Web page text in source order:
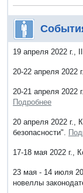
19 апреля 2022 г.,
20-22 апреля 2022
20-21 апреля 2022
Подробнее
20 апреля 2022 г.,
безопасности".
17-18 мая 2022 г.,
23 мая - 14 июля
новеллы